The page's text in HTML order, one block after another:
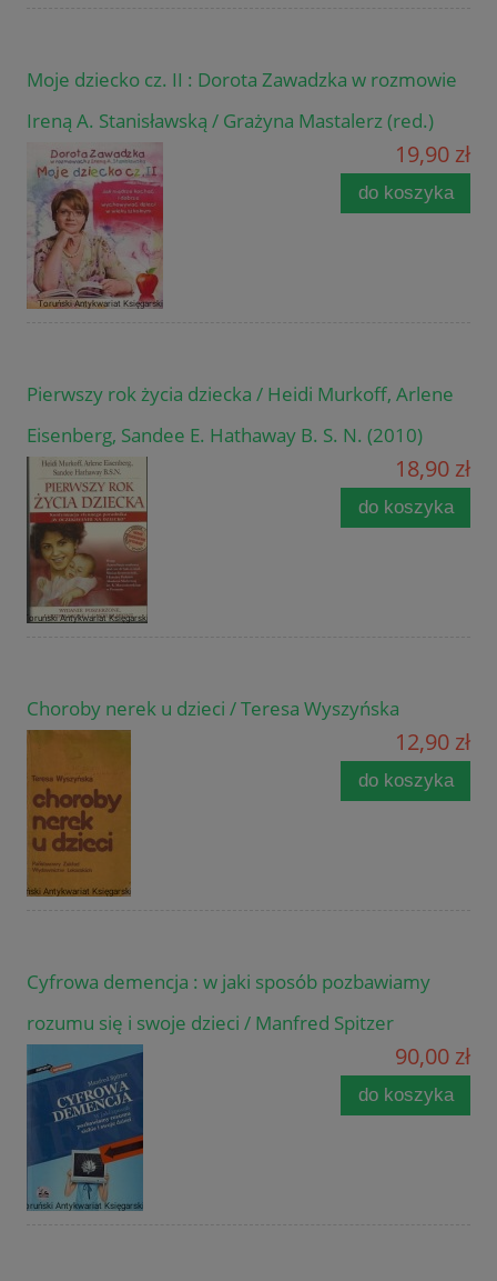
Moje dziecko cz. II : Dorota Zawadzka w rozmowie
Ireną A. Stanisławską / Grażyna Mastalerz (red.)
19,90 zł
do koszyka
Pierwszy rok życia dziecka / Heidi Murkoff, Arlene
Eisenberg, Sandee E. Hathaway B. S. N. (2010)
18,90 zł
do koszyka
Choroby nerek u dzieci / Teresa Wyszyńska
12,90 zł
do koszyka
Cyfrowa demencja : w jaki sposób pozbawiamy
rozumu się i swoje dzieci / Manfred Spitzer
90,00 zł
do koszyka